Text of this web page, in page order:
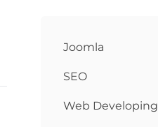
Joomla
SEO
Web Developing